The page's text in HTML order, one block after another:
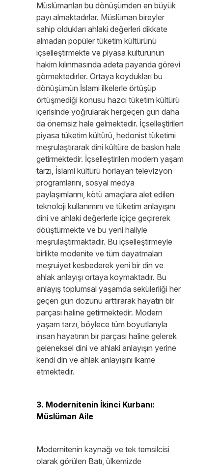
Müslümanları bu dönüşümden en büyük
payı almaktadırlar. Müslüman bireyler
sahip oldukları ahlaki değerleri dikkate
almadan popüler tüketim kültürünü
içselleştirmekte ve piyasa kültürünün
hakim kılınmasında adeta payanda görevi
görmektedirler. Ortaya koydukları bu
dönüşümün İslami ilkelerle örtüşüp
örtüşmediği konusu hazcı tüketim kültürü
içerisinde yoğrularak hergeçen gün daha
da önemsiz hale gelmektedir. İçselleştirilen
piyasa tüketim kültürü, hedonist tüketimi
meşrulaştırarak dini kültüre de baskın hale
getirmektedir. İçselleştirilen modern yaşam
tarzı, İslami kültürü horlayan televizyon
programlarını, sosyal medya
paylaşımlarını, kötü amaçlara alet edilen
teknoloji kullanımını ve tüketim anlayışını
dini ve ahlaki değerlerle içiçe geçirerek
döüştürmekte ve bu yeni haliyle
meşrulaştırmaktadır. Bu içselleştirmeyle
birlikte modenite ve tüm dayatmaları
meşruiyet kesbederek yeni bir din ve
ahlak anlayışı ortaya koymaktadır. Bu
anlayış toplumsal yaşamda sekülerliği her
geçen gün dozunu arttırarak hayatın bir
parçası haline getirmektedir. Modern
yaşam tarzı, böylece tüm boyutlarıyla
insan hayatının bir parçası haline gelerek
geleneksel dini ve ahlaki anlayışın yerine
kendi din ve ahlak anlayışını ikame
etmektedir.
3. Modernitenin İkinci Kurbanı:
Müslüman Aile
Modernitenin kaynağı ve tek temsilcisi
olarak görülen Batı, ülkemizde